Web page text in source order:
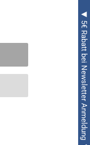
◀ 5€ Rabatt bei Newsletter Anmeldung ◀